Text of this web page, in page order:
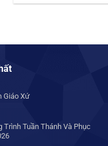
Giáo Xứ
Trình Tuần Thánh Và Phục